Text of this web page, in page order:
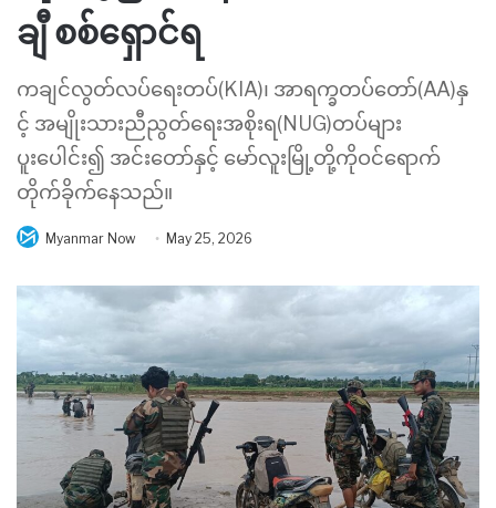
ချီ စစ်ရှောင်ရ
ကချင်လွတ်လပ်ရေးတပ်(KIA)၊ အာရက္ခတပ်တော်(AA)နှ
င့် အမျိုးသားညီညွတ်ရေးအစိုးရ(NUG)တပ်များ
ပူးပေါင်း၍ အင်းတော်နှင့် မော်လူးမြို့တို့ကိုဝင်ရောက်
တိုက်ခိုက်နေသည်။
Myanmar Now May 25, 2026